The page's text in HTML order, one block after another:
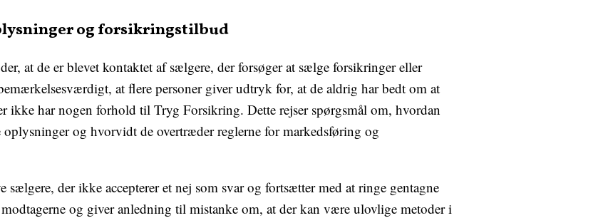
og forsikringstilbud
at de er blevet kontaktet af sælgere, der forsøger at sælge forsikringer eller
at flere personer giver udtryk for, at de aldrig har bedt om at
ikke har nogen forhold til Tryg Forsikring. Dette rejser spørgsmål om, hvordan
og hvorvidt de overtræder reglerne for markedsføring og
sælgere, der ikke accepterer et nej som svar og fortsætter med at ringe gentagne
og giver anledning til mistanke om, at der kan være ulovlige metoder i